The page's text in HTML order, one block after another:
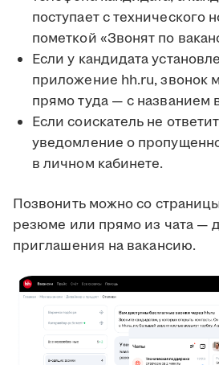
поступает с технического
пометкой «Звонят по
Если у кандидата
приложение hh.ru, звонок
прямо туда — с названием
Если соискатель не
уведомление о
в личном кабинете.
Позвонить можно со
резюме или прямо из чата —
приглашения на вакансию.